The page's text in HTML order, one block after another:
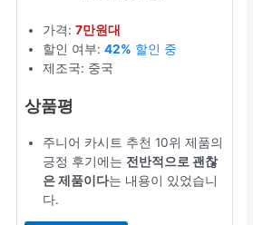
가격:7만원대
할인 여부:42% 할인 중
제조국: 중국
상품평
주니어 카시트 추천 10위 제품의
긍정 후기에는 전반적으로 괜찮
은 제품이다는 내용이 있었습니
다.